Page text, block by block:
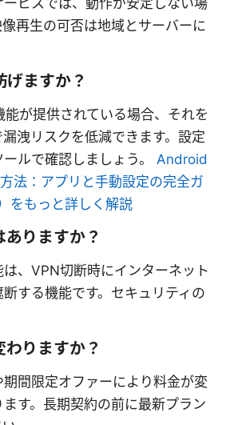
再生の可否は地域とサーバーに
げますか？
能が提供されている場合、それを
洩リスクを低減できます。設定
ルで確認しましょう。 Android
法：アプリと手動設定の完全ガ
をもっと詳しく解説
りますか？
、VPN切断時にインターネット
する機能です。セキュリティの
りますか？
間限定オファーにより料金が変
す。長期契約の前に最新プラン